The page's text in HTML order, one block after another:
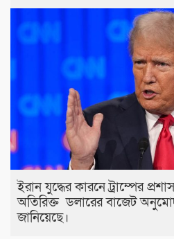
ইরান যুদ্ধের কারনে ট্রাম্পের
অতিরিক্ত ডলারের বাজেট
জানিয়েছে।